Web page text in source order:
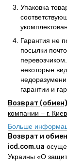
Упаковка
Гарантия не
посылки
некоторые
гарантии и
Возврат (обмен)
компании – г.
Больше
Возврат и
icd.com.ua
Украины «О